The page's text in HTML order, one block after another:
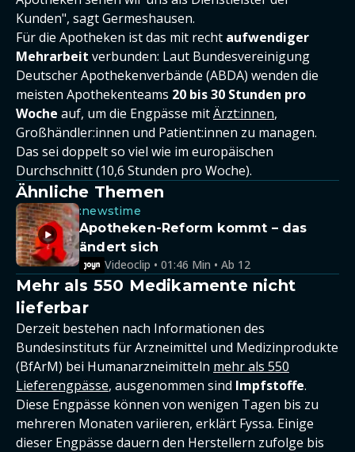
Kunden", sagt Germeshausen.
Für die Apotheken ist das mit recht aufwendiger
Mehrarbeit verbunden: Laut Bundesvereinigung
Deutscher Apothekenverbände (ABDA) wenden die
meisten Apothekenteams 20 bis 30 Stunden pro
Woche auf, um die Engpässe mitÄrzt:innen,
Großhändler:innen und Patient:innen zu managen.
Das sei doppelt so viel wie im europäischen
Durchschnitt (10,6 Stunden pro Woche).
Ähnliche Themen
:newstime
Apotheken-Reform kommt – das
ändert sich
Videoclip • 01:46 Min • Ab 12
Mehr als 550 Medikamente nicht
lieferbar
Derzeit bestehen nach Informationen des
Bundesinstituts für Arzneimittel und Medizinprodukte
(BfArM) bei Humanarzneimitteln mehr als 550
Lieferengpässe, ausgenommen sind Impfstoffe.
Diese Engpässe können von wenigen Tagen bis zu
mehreren Monaten variieren, erklärt Fyssa. Einige
dieser Engpässe dauern den Herstellern zufolge bis